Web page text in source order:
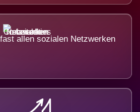
allen sozialen Netzwerken